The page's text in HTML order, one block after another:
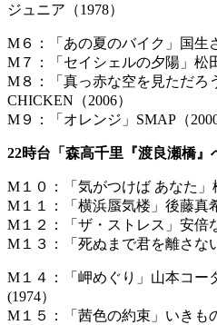
ジュニア（1978）
M６：「あの夏のバイク」国生
M７：「セイシェルの夕陽」松
M８：「真っ赤な空を見ただろ
CHICKEN（2006）
M９：「オレンジ」SMAP（2000
22時台「森高千里『渡良瀬橋』
M１０：「気がつけば あなた」
M１１：「横浜蜃気楼」後藤真
M１２：「ザ・ストレス」安倍
M１３：「死ぬまで君を離さな
M１４：「岬めぐり」山本コー
(1974）
M１５：「茜色の約束」いきも